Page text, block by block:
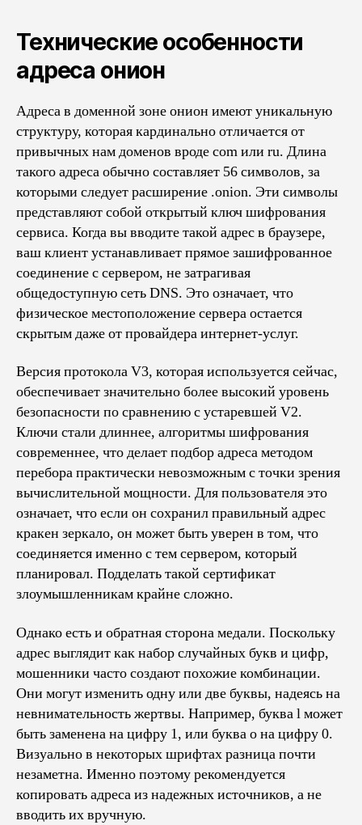
Технические особенности
адреса онион
Адреса в доменной зоне онион имеют уникальную
структуру, которая кардинально отличается от
привычных нам доменов вроде com или ru. Длина
такого адреса обычно составляет 56 символов, за
которыми следует расширение .onion. Эти символы
представляют собой открытый ключ шифрования
сервиса. Когда вы вводите такой адрес в браузере,
ваш клиент устанавливает прямое зашифрованное
соединение с сервером, не затрагивая
общедоступную сеть DNS. Это означает, что
физическое местоположение сервера остается
скрытым даже от провайдера интернет-услуг.
Версия протокола V3, которая используется сейчас,
обеспечивает значительно более высокий уровень
безопасности по сравнению с устаревшей V2.
Ключи стали длиннее, алгоритмы шифрования
современнее, что делает подбор адреса методом
перебора практически невозможным с точки зрения
вычислительной мощности. Для пользователя это
означает, что если он сохранил правильный адрес
кракен зеркало, он может быть уверен в том, что
соединяется именно с тем сервером, который
планировал. Подделать такой сертификат
злоумышленникам крайне сложно.
Однако есть и обратная сторона медали. Поскольку
адрес выглядит как набор случайных букв и цифр,
мошенники часто создают похожие комбинации.
Они могут изменить одну или две буквы, надеясь на
невнимательность жертвы. Например, буква l может
быть заменена на цифру 1, или буква o на цифру 0.
Визуально в некоторых шрифтах разница почти
незаметна. Именно поэтому рекомендуется
копировать адреса из надежных источников, а не
вводить их вручную.